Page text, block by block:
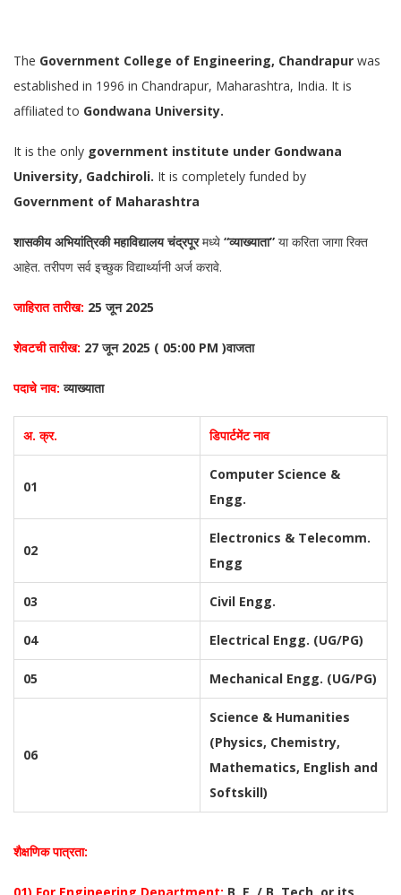
The Government College of Engineering, Chandrapur was
established in 1996 in Chandrapur, Maharashtra, India. It is
affiliated to Gondwana University.
It is the only government institute under Gondwana
University, Gadchiroli. It is completely funded by
Government of Maharashtra
शासकीय अभियांत्रिकी महाविद्यालय चंद्रपूरमध्ये “व्याख्याता” या करिता जागा रिक्त
आहेत. तरीपण सर्व इच्छुक विद्यार्थ्यानी अर्ज करावे.
जाहिरात तारीख: 25 जून 2025
शेवटची तारीख: 27 जून 2025 ( 05:00 PM )वाजता
पदाचे नाव: व्याख्याता
अ. क्र. डिपार्टमेंट नाव
01
Computer Science &
Engg.
02
Electronics & Telecomm.
Engg
03 Civil Engg.
04 Electrical Engg. (UG/PG)
05 Mechanical Engg. (UG/PG)
06
Science & Humanities
(Physics, Chemistry,
Mathematics, English and
Softskill)
शैक्षणिक पात्रता: